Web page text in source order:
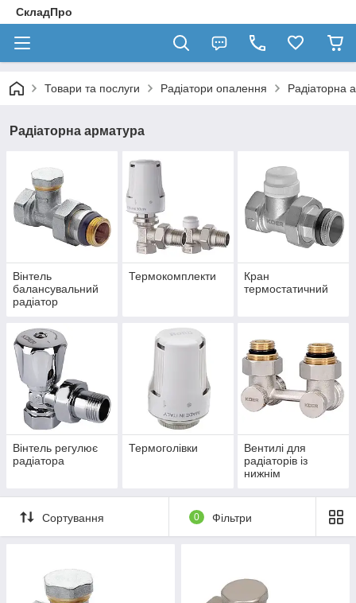
СкладПро
Товари та послуги Радіатори опалення Радіаторна
Радіаторна арматура
Вінтель
балансувальний
радіатор
Термокомплекти
Кран
термостатичний
Вінтель регулює
радіатора
Термоголівки
Вентилі для
радіаторів із
нижнім
Сортування 0 Фільтри